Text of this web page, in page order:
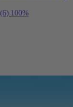
(6) 100%